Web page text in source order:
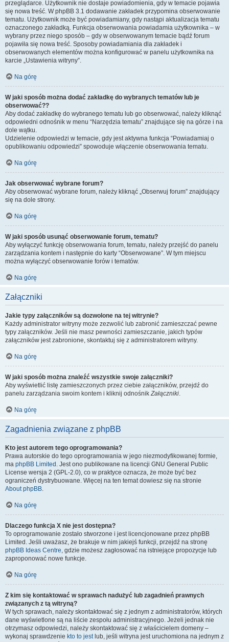
przeglądarce. Użytkownik nie dostaje powiadomienia, gdy w temacie pojawia
się nowa treść. W phpBB 3.1 dodawanie zakładek przypomina obserwowanie
tematu. Użytkownik może być powiadamiany, gdy nastąpi aktualizacja tematu
oznaczonego zakładką. Funkcja obserwowania powiadamia użytkownika – w
wybrany przez niego sposób – gdy w obserwowanym temacie bądź forum
pojawiła się nowa treść. Sposoby powiadamiania dla zakładek i
obserwowanych elementów można konfigurować w panelu użytkownika na
karcie „Ustawienia witryny”.
Na górę
W jaki sposób można dodać zakładkę do wybranych tematów lub je
obserwować??
Aby dodać zakładkę do wybranego tematu lub go obserwować, należy kliknąć
odpowiedni odnośnik w menu “Narzędzia tematu” znajdujące się na górze i na
dole wątku.
Udzielenie odpowiedzi w temacie, gdy jest aktywna funkcja “Powiadamiaj o
opublikowaniu odpowiedzi” spowoduje włączenie obserwowania tematu.
Na górę
Jak obserwować wybrane forum?
Aby obserwować wybrane forum, należy kliknąć „Obserwuj forum” znajdujący
się na dole strony.
Na górę
W jaki sposób usunąć obserwowanie forum, tematu?
Aby wyłączyć funkcję obserwowania forum, tematu, należy przejść do panelu
zarządzania kontem i następnie do karty “Obserwowane”. W tym miejscu
można wyłączyć obserwowanie forów i tematów.
Na górę
Załączniki
Jakie typy załączników są dozwolone na tej witrynie?
Każdy administrator witryny może zezwolić lub zabronić zamieszczać pewne
typy załączników. Jeśli nie masz pewności zamieszczanie, jakich typów
załączników jest zabronione, skontaktuj się z administratorem witryny.
Na górę
W jaki sposób można znaleźć wszystkie swoje załączniki?
Aby wyświetlić listę zamieszczonych przez ciebie załączników, przejdź do
panelu zarządzania swoim kontem i kliknij odnośnikZałączniki.
Na górę
Zagadnienia związane z phpBB
Kto jest autorem tego oprogramowania?
Prawa autorskie do tego oprogramowania w jego niezmodyfikowanej formie,
ma phpBB Limited . Jest ono publikowane na licencji GNU General Public
License wersja 2 (GPL-2.0), co w praktyce oznacza, że może być bez
ograniczeń dystrybuowane. Więcej na ten temat dowiesz się na stronie
About phpBB.
Na górę
Dlaczego funkcja X nie jest dostępna?
To oprogramowanie zostało stworzone i jest licencjonowane przez phpBB
Limited. Jeśli uważasz, że brakuje w nim jakiejś funkcji, przejdź na stronę
phpBB Ideas Centre, gdzie możesz zagłosować na istniejące propozycje lub
zaproponować nowe funkcje.
Na górę
Z kim się kontaktować w sprawach nadużyć lub zagadnień prawnych
związanych z tą witryną?
W tych sprawach, należy skontaktować się z jednym z administratorów, których
dane wyświetlone są na liście zespołu administracyjnego. Jeżeli jednak nie
otrzymasz odpowiedzi, należy skontaktować się z właścicielem domeny –
wykonaj sprawdzenie kto to jestlub, jeśli witryna jest uruchomiona na jednym z